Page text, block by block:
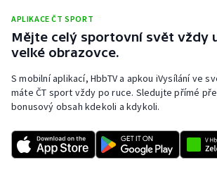
APLIKACE ČT SPORT
Mějte celý sportovní svět vždy
velké obrazovce.
S mobilní aplikací, HbbTV a apkou iVysílání ve
máte ČT sport vždy po ruce. Sledujte přímé
bonusový obsah kdekoli a kdykoli.